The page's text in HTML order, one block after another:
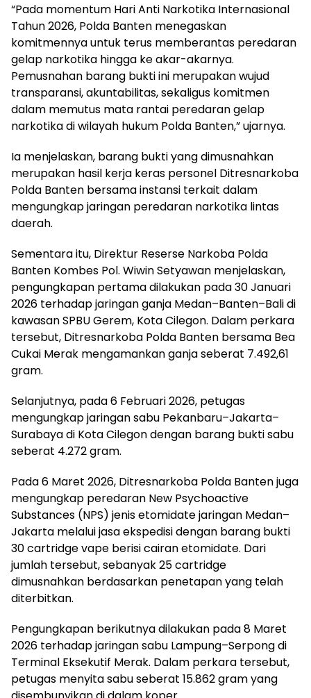
“Pada momentum Hari Anti Narkotika Internasional
Tahun 2026, Polda Banten menegaskan
komitmennya untuk terus memberantas peredaran
gelap narkotika hingga ke akar-akarnya.
Pemusnahan barang bukti ini merupakan wujud
transparansi, akuntabilitas, sekaligus komitmen
dalam memutus mata rantai peredaran gelap
narkotika di wilayah hukum Polda Banten,” ujarnya.
Ia menjelaskan, barang bukti yang dimusnahkan
merupakan hasil kerja keras personel Ditresnarkoba
Polda Banten bersama instansi terkait dalam
mengungkap jaringan peredaran narkotika lintas
daerah.
Sementara itu, Direktur Reserse Narkoba Polda
Banten Kombes Pol. Wiwin Setyawan menjelaskan,
pengungkapan pertama dilakukan pada 30 Januari
2026 terhadap jaringan ganja Medan–Banten–Bali di
kawasan SPBU Gerem, Kota Cilegon. Dalam perkara
tersebut, Ditresnarkoba Polda Banten bersama Bea
Cukai Merak mengamankan ganja seberat 7.492,61
gram.
Selanjutnya, pada 6 Februari 2026, petugas
mengungkap jaringan sabu Pekanbaru–Jakarta–
Surabaya di Kota Cilegon dengan barang bukti sabu
seberat 4.272 gram.
Pada 6 Maret 2026, Ditresnarkoba Polda Banten juga
mengungkap peredaran New Psychoactive
Substances (NPS) jenis etomidate jaringan Medan–
Jakarta melalui jasa ekspedisi dengan barang bukti
30 cartridge vape berisi cairan etomidate. Dari
jumlah tersebut, sebanyak 25 cartridge
dimusnahkan berdasarkan penetapan yang telah
diterbitkan.
Pengungkapan berikutnya dilakukan pada 8 Maret
2026 terhadap jaringan sabu Lampung–Serpong di
Terminal Eksekutif Merak. Dalam perkara tersebut,
petugas menyita sabu seberat 15.862 gram yang